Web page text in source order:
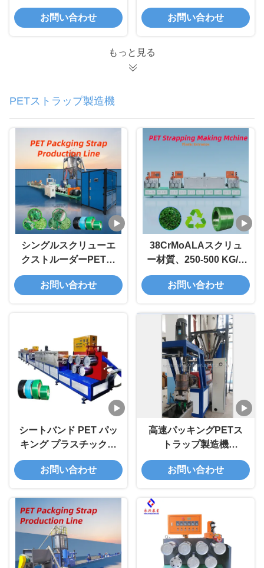
を備えた二軸全自動PP
ストラップバンド押出
お問い合わせ
力を持つ完全自動ダブ
ルスクリューPPストラ
お問い合わせ
もっと見る
PETストラップ製造機
シングルスクリューエ
クストルーダーPETス
トラップ生産ライン
38CrMoALAスクリュ
お問い合わせ
38CrMoALAスクリュ
ー材質、250-500 KG/H
容量、カスタマイズ可
能なエンボス加工パタ
スクリューPETストラ
ップ製造ライン
お問い合わせ
シートバンド PET パッ
キング プラスチックス
トラップ製造機
100mm
お問い合わせ
高速パッキングPETス
トラップ製造機
0.4mm-1.5mm 5mm-
32mm
お問い合わせ